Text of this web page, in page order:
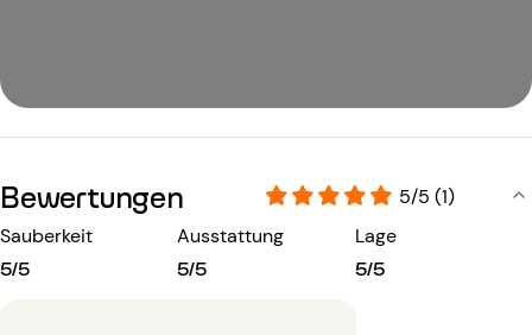
Bewertungen
5/5 (1)
Sauberkeit
5/5
Ausstattung
5/5
Lage
5/5